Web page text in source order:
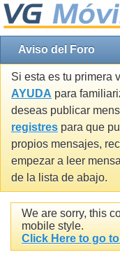
Aviso del Foro
Si esta es tu primera
AYUDA para
deseas publicar
registres para que
propios mensajes,
empezar a leer
de la lista de abajo.
We are sorry, this
mobile style.
Click Here to go